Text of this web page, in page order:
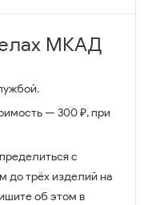
МКАД
— 300 ₽, при
с
до трёх изделий на
об этом в